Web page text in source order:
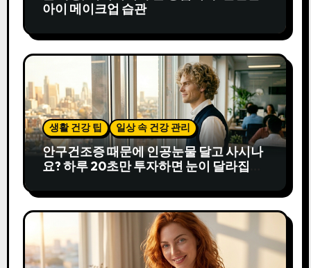
아이 메이크업 습관
생활 건강 팁 일상 속 건강 관리
안구건조증 때문에 인공눈물 달고 사시나
요? 하루 20초만 투자하면 눈이 달라집니